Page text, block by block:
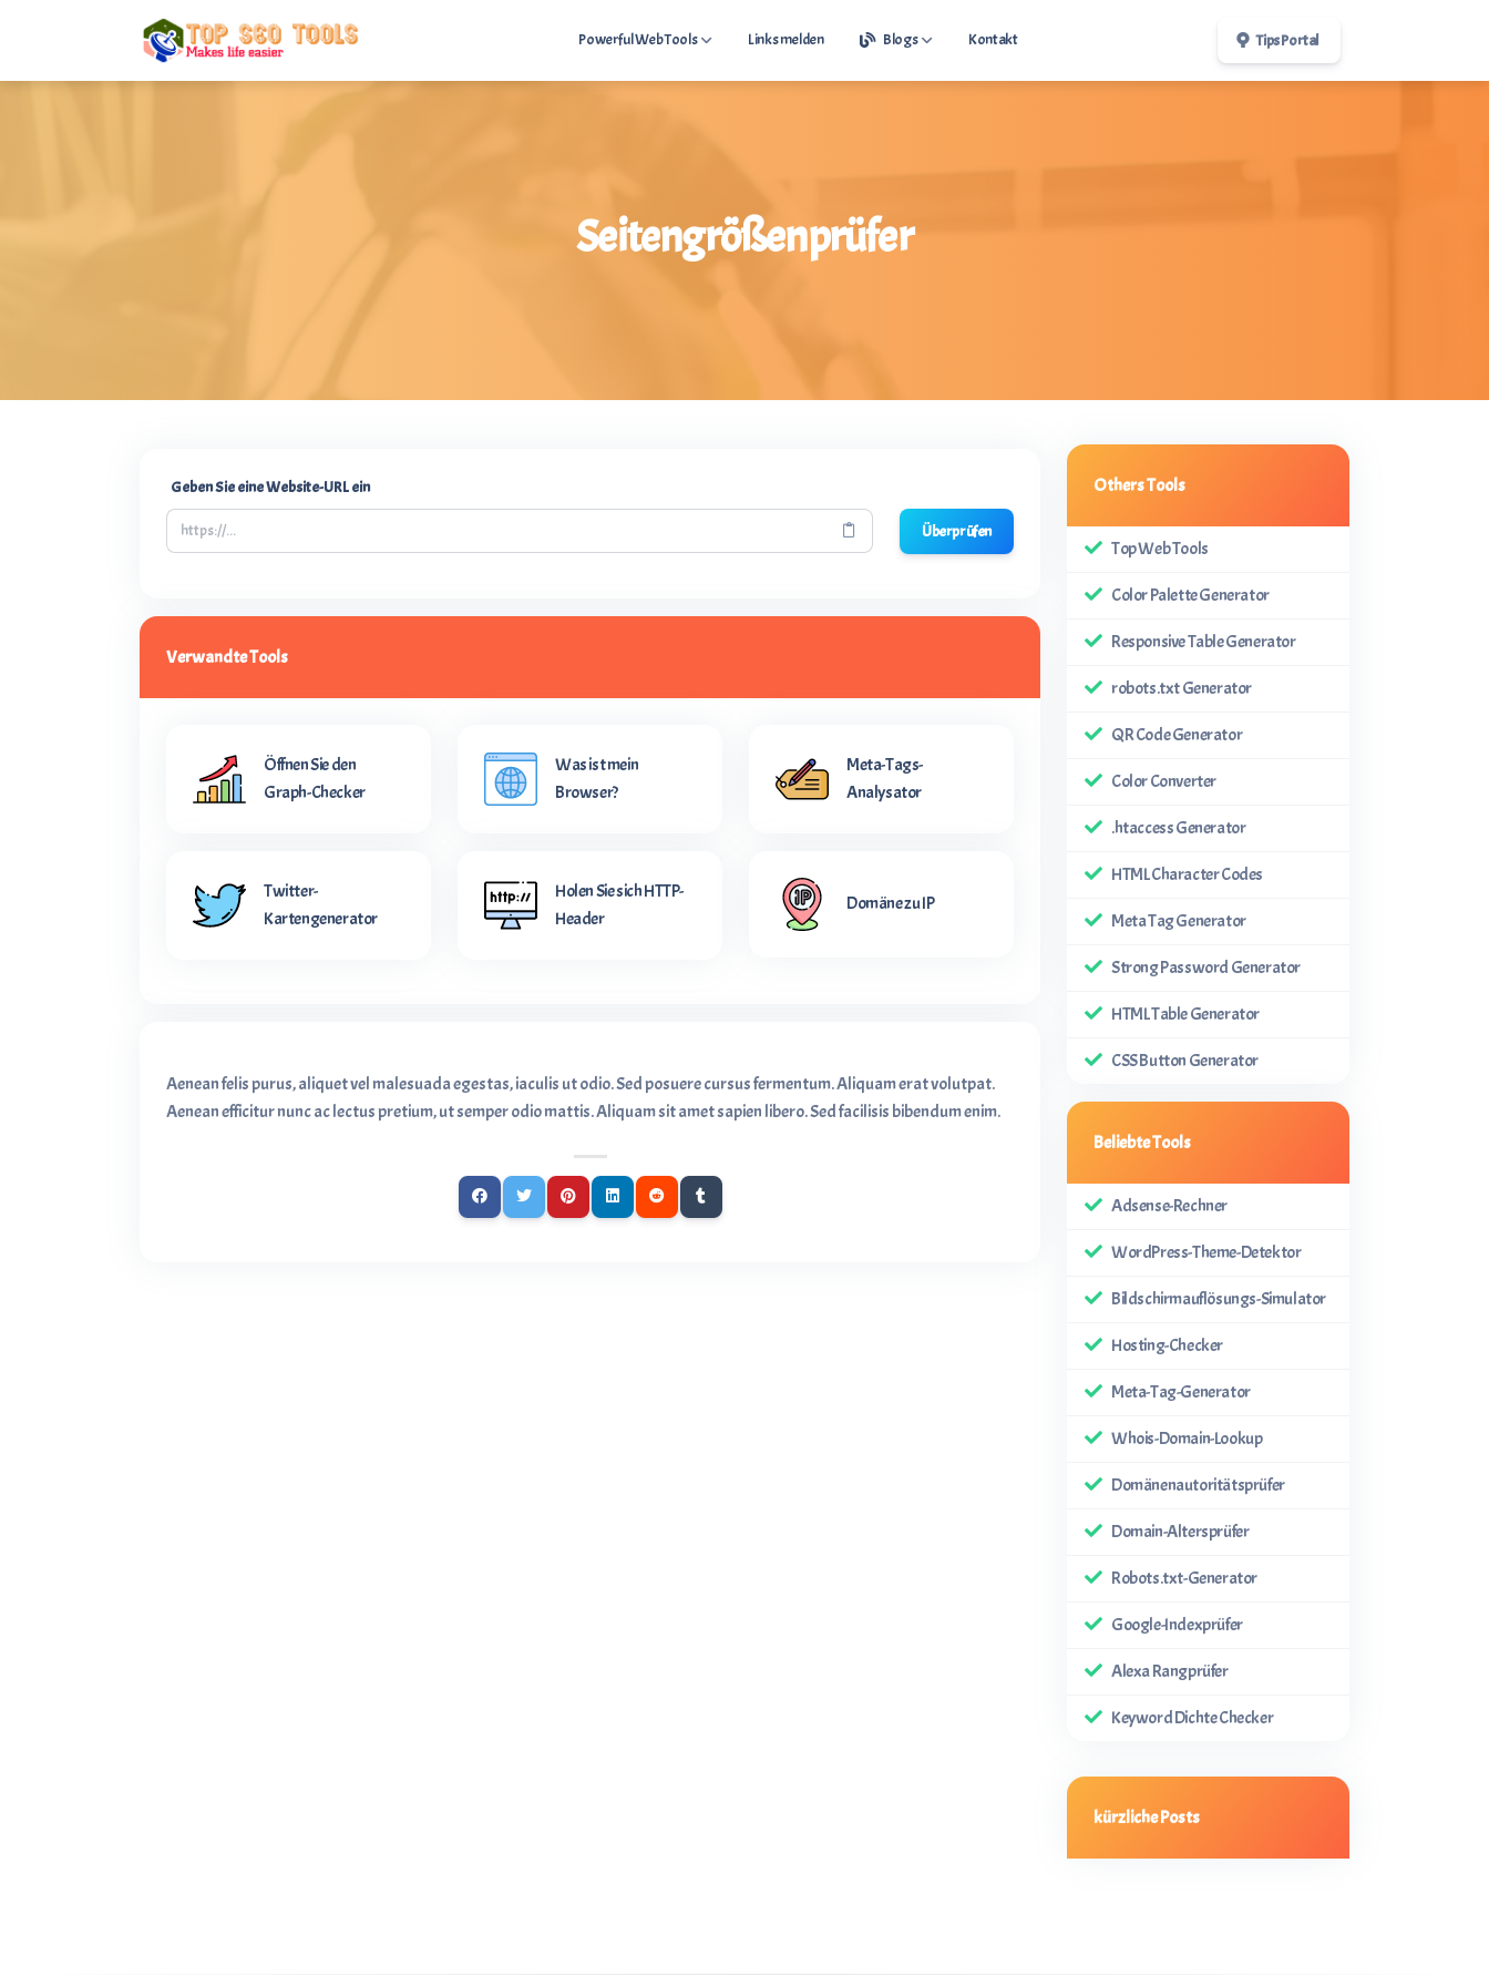
Powerful Web Tools Links melden Blogs Kontakt Tips Portal
Seitengrößenprüfer
Geben Sie eine Website-URL ein
Überprüfen
Verwandte Tools
Öffnen Sie den
Graph-Checker
Was ist mein
Browser?
Meta-Tags-
Analysator
Twitter-
Kartengenerator
Holen Sie sich HTTP-
Header
Domäne zu IP
Aenean felis purus, aliquet vel malesuada egestas, iaculis ut odio. Sed posuere cursus fermentum. Aliquam erat volutpat.
Aenean efficitur nunc ac lectus pretium, ut semper odio mattis. Aliquam sit amet sapien libero. Sed facilisis bibendum enim.
Others Tools
Top Web Tools
Color Palette Generator
Responsive Table Generator
robots.txt Generator
QR Code Generator
Color Converter
.htaccess Generator
HTML Character Codes
Meta Tag Generator
Strong Password Generator
HTML Table Generator
CSS Button Generator
Beliebte Tools
Adsense-Rechner
WordPress-Theme-Detektor
Bildschirmauflösungs-Simulator
Hosting-Checker
Meta-Tag-Generator
Whois-Domain-Lookup
Domänenautoritätsprüfer
Domain-Altersprüfer
Robots.txt-Generator
Google-Indexprüfer
Alexa Rangprüfer
Keyword Dichte Checker
kürzliche Posts